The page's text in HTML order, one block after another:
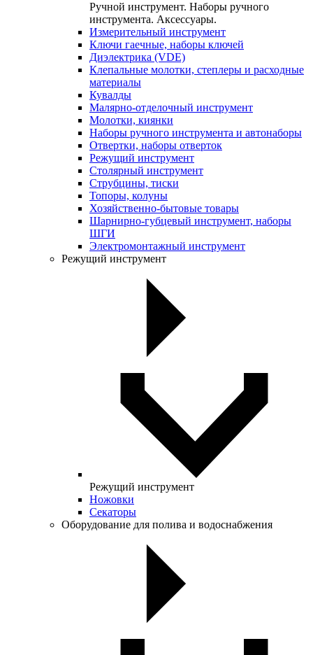
Ручной инструмент. Наборы ручного
инструмента. Аксессуары.
Измерительный инструмент
Ключи гаечные, наборы ключей
Диэлектрика (VDE)
Клепальные молотки, степлеры и расходные
материалы
Кувалды
Малярно-отделочный инструмент
Молотки, киянки
Наборы ручного инструмента и автонаборы
Отвертки, наборы отверток
Режущий инструмент
Столярный инструмент
Струбцины, тиски
Топоры, колуны
Хозяйственно-бытовые товары
Шарнирно-губцевый инструмент, наборы
ШГИ
Электромонтажный инструмент
Режущий инструмент
Режущий инструмент
Ножовки
Секаторы
Оборудование для полива и водоснабжения